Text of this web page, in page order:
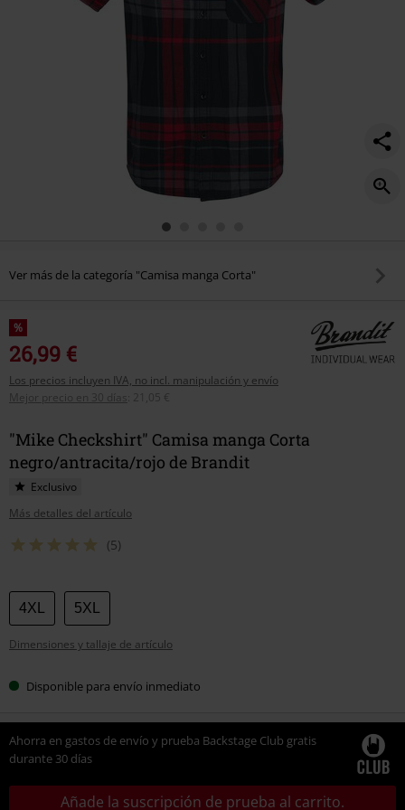
Ver más de la categoría "Camisa manga Corta"
%
26,99 €
Los precios incluyen IVA, no incl. manipulación y envío
Mejor precio en 30 días
21,05 €
"Mike Checkshirt" Camisa manga Corta
negro/antracita/rojo de Brandit
Exclusivo
Más detalles del artículo
(5)
Elige
tu
talla
4XL 5XL
Dimensiones y tallaje de artículo
Disponible para envío inmediato
Ahorra en gastos de envío y prueba Backstage Club gratis
durante 30 días
Añade la suscripción de prueba al carrito.